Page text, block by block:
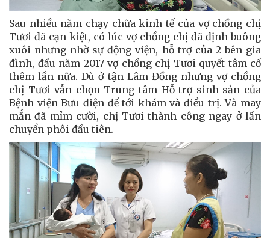
Sau nhiều năm chạy chữa kinh tế của vợ chồng chị
Tươi đã cạn kiệt, có lúc vợ chồng chị đã định buông
xuôi nhưng nhờ sự động viện, hỗ trợ của 2 bên gia
đình, đầu năm 2017 vợ chồng chị Tươi quyết tâm cố
thêm lần nữa. Dù ở tận Lâm Đồng nhưng vợ chồng
chị Tươi vẫn chọn Trung tâm Hỗ trợ sinh sản của
Bệnh viện Bưu điện để tới khám và điều trị. Và may
mắn đã mỉm cười, chị Tươi thành công ngay ở lần
chuyển phôi đầu tiên.